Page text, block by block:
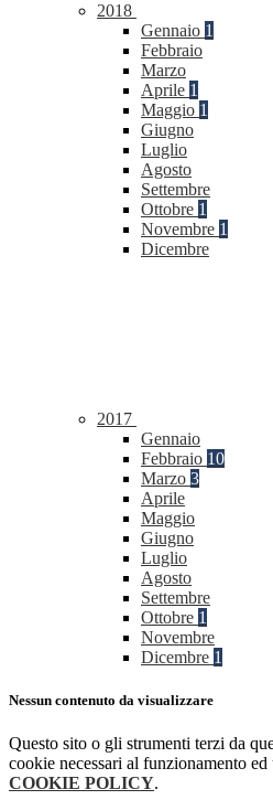
2018
Gennaio 1
Febbraio
Marzo
Aprile 1
Maggio 1
Giugno
Luglio
Agosto
Settembre
Ottobre 1
Novembre 1
Dicembre
2017
Gennaio
Febbraio 10
Marzo 3
Aprile
Maggio
Giugno
Luglio
Agosto
Settembre
Ottobre 1
Novembre
Dicembre 1
Nessun contenuto da visualizzare
Questo sito o gli strumenti terzi da
cookie necessari al funzionamento
COOKIE POLICY.